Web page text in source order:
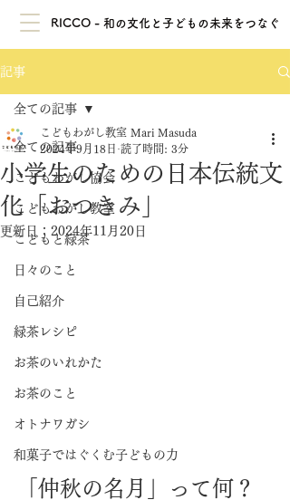
RICCO - 和の文化と子どもの未来をつなぐ
記事
全ての記事
こどもわがし協会
こどもわがし教室
こどもと緑茶
日々のこと
自己紹介
緑茶レシピ
お茶のいれかた
お茶のこと
オトナワガシ
和菓子ではぐくむ子どもの力
全ての記事
小学生のための日本伝統文
化「おつきみ」
こどもわがし教室 Mari Masuda
2024年9月18日 読了時間: 3分
更新日： 2024年11月20日
「仲秋の名月」って何？